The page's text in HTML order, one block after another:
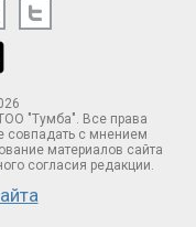
"Тумба". Все права
с мнением
материалов сайта
согласия редакции.